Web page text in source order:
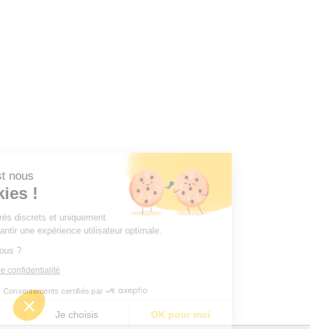
nous
!
très discrets et uniquement
garantir une expérience utilisateur optimale.
vous ?
de confidentialité
Consentements certifiés par
Je choisis OK pour moi